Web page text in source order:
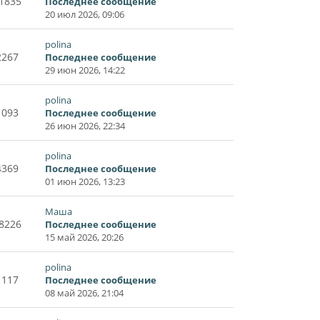
20 июл 2026, 09:06
polina
Последнее сообщение
29 июн 2026, 14:22
polina
Последнее сообщение
26 июн 2026, 22:34
polina
Последнее сообщение
01 июн 2026, 13:23
Маша
Последнее сообщение
15 май 2026, 20:26
polina
Последнее сообщение
08 май 2026, 21:04